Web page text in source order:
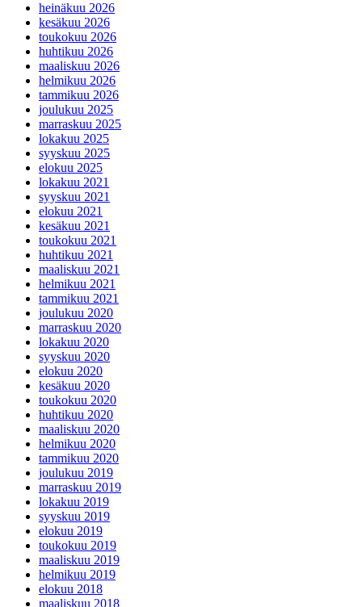
heinäkuu 2026
kesäkuu 2026
toukokuu 2026
huhtikuu 2026
maaliskuu 2026
helmikuu 2026
tammikuu 2026
joulukuu 2025
marraskuu 2025
lokakuu 2025
syyskuu 2025
elokuu 2025
lokakuu 2021
syyskuu 2021
elokuu 2021
kesäkuu 2021
toukokuu 2021
huhtikuu 2021
maaliskuu 2021
helmikuu 2021
tammikuu 2021
joulukuu 2020
marraskuu 2020
lokakuu 2020
syyskuu 2020
elokuu 2020
kesäkuu 2020
toukokuu 2020
huhtikuu 2020
maaliskuu 2020
helmikuu 2020
tammikuu 2020
joulukuu 2019
marraskuu 2019
lokakuu 2019
syyskuu 2019
elokuu 2019
toukokuu 2019
maaliskuu 2019
helmikuu 2019
elokuu 2018
maaliskuu 2018